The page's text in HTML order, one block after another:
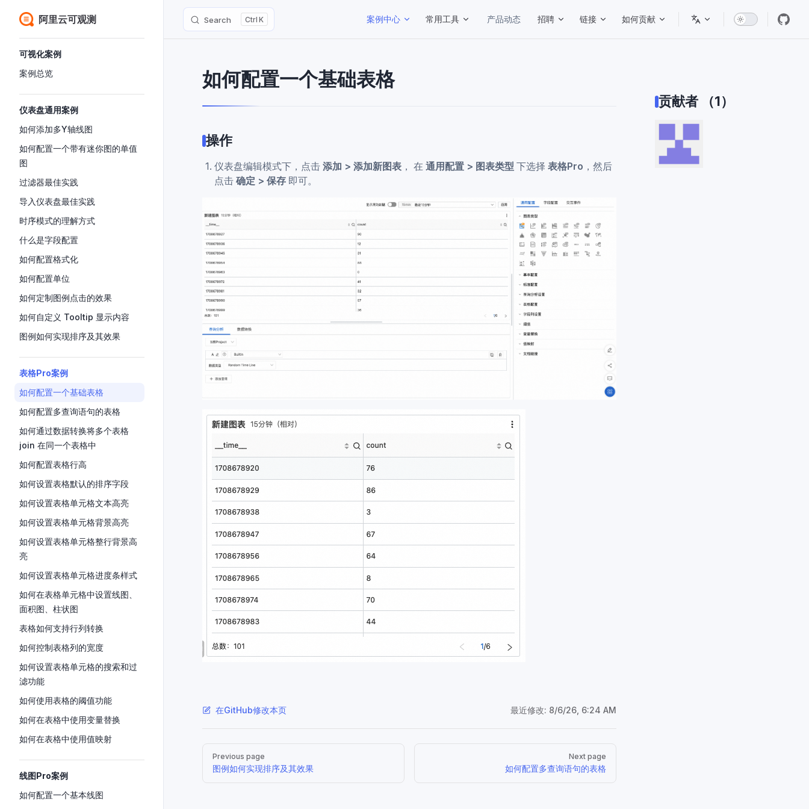
Skip to content
阿里云可观测 Search K 案例中心 常用工具 产品动态 招聘 链接 如何贡献
可视化案例
案例总览
仪表盘通用案例
如何添加多Y轴线图
如何配置一个带有迷你图的单值
图
过滤器最佳实践
导入仪表盘最佳实践
时序模式的理解方式
什么是字段配置
如何配置格式化
如何配置单位
如何定制图例点击的效果
如何自定义 Tooltip 显示内容
图例如何实现排序及其效果
表格Pro案例
如何配置一个基础表格
如何配置多查询语句的表格
如何通过数据转换将多个表格
join 在同一个表格中
如何配置表格行高
如何设置表格默认的排序字段
如何设置表格单元格文本高亮
如何设置表格单元格背景高亮
如何设置表格单元格整行背景高
亮
如何设置表格单元格进度条样式
如何在表格单元格中设置线图、
面积图、柱状图
表格如何支持行列转换
如何控制表格列的宽度
如何设置表格单元格的搜索和过
滤功能
如何使用表格的阈值功能
如何在表格中使用变量替换
如何在表格中使用值映射
线图Pro案例
如何配置一个基本线图
贡献者 （1）
如何配置一个基础表格
操作
仪表盘编辑模式下，点击 添加 > 添加新图表 ， 在 通用配置 > 图表类型 下选择 表格Pro ，然后
点击 确定 > 保存 即可。
在GitHub修改本页 最近修改: 8/6/26, 6:24 AM
Pager
Previous page
图例如何实现排序及其效果
Next page
如何配置多查询语句的表格